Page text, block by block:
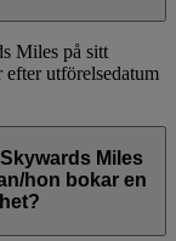
Miles på sitt
utförelsedatum
Miles
hon bokar en